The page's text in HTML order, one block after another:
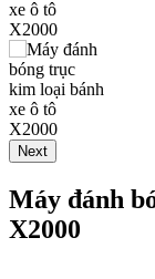
Next
Máy đánh
X2000